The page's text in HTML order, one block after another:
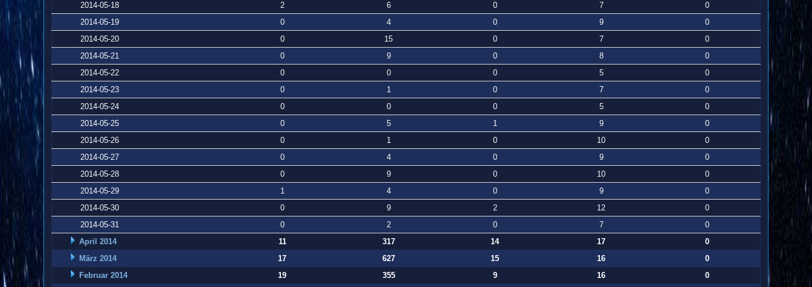
2014-05-18
2 6 0 7
0
2014-05-19
0 4 0 9
0
2014-05-20
0 15 0 7
0
2014-05-21
0 9 0 8
0
2014-05-22
0 0 0 5
0
2014-05-23
0 1 0 7
0
2014-05-24
0 0 0 5
0
2014-05-25
0 5 1 9
0
2014-05-26
0 1 0 10
0
2014-05-27
0 4 0 9
0
2014-05-28
0 9 0 10
0
2014-05-29
1 4 0 9
0
2014-05-30
0 9 2 12
0
2014-05-31
0 2 0 7
0
April 2014
11 317 14 17
0
März 2014
17 627 15 16
0
Februar 2014
19 355 9 16 0